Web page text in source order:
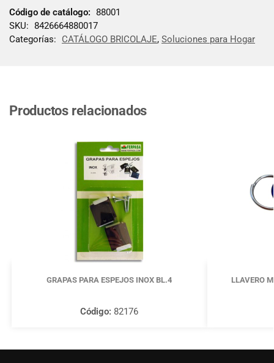
Código de catálogo: 88001
SKU: 8426664880017
Categorías:
CATÁLOGO BRICOLAJE, Soluciones para Hogar
Productos relacionados
GRAPAS PARA ESPEJOS INOX BL.4
Código: 82176
LLAVERO